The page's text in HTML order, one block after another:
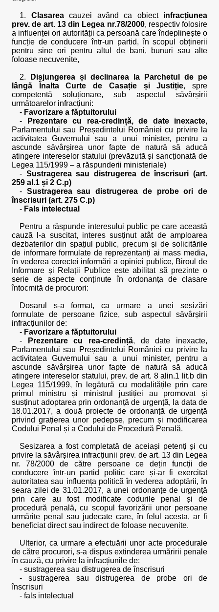
1. Clasareacauzei având ca obiect infracțiunea
prev. de art. 13 din Legea nr.78/2000, respectiv folosire
a influenței ori autorității ca persoană care îndeplinește o
funcție de conducere într-un partid, în scopul obținerii
pentru sine ori pentru altul de bani, bunuri sau alte
foloase necuvenite,
2.
Disjungerea și declinarea la Parchetul de pe
lângă Înalta Curte de Casație și Justiție, spre
competentă soluționare, sub aspectul săvârșirii
următoarelor infracțiuni:
- Favorizare a făptuitorului
-
Prezentare cu rea-credință, de date inexacte,
Parlamentului sau Președintelui României cu privire la
activitatea Guvernului sau a unui minister, pentru a
ascunde săvârșirea unor fapte de natură să aducă
atingere intereselor statului (prevăzută și sancționată de
Legea 115/1999 – a răspunderii ministeriale)
- Sustragerea sau distrugerea de înscrisuri (art.
259 al.1 și 2 C.p)
- Sustragerea sau distrugerea de probe ori de
înscrisuri (art. 275 C.p)
- Fals intelectual
Pentru a răspunde interesului public pe care această
cauză l-a suscitat, interes susținut atât de amploarea
dezbaterilor din spațiul public, precum și de solicitările
de informare formulate de reprezentanți ai mass media,
în vederea corectei informări a opiniei publice, Biroul de
Informare și Relații Publice este abilitat să prezinte o
serie de aspecte conținute în ordonanța de clasare
întocmită de procurori:
Dosarul s-a format, ca urmare a unei sesizări
formulate de persoane fizice, sub aspectul săvârșirii
infracțiunilor de:
- Favorizare a făptuitorului
-
Prezentare cu rea-credință, de date inexacte,
Parlamentului sau Președintelui României cu privire la
activitatea Guvernului sau a unui minister, pentru a
ascunde săvârșirea unor fapte de natură să aducă
atingere intereselor statului, prev. de art. 8 alin.1 lit.b din
Legea 115/1999, în legătură cu modalitățile prin care
primul ministru și ministrul justiției au promovat și
susținut adoptarea prin ordonanță de urgență, la data de
18.01.2017, a două proiecte de ordonanță de urgență
privind grațierea unor pedepse, precum și modificarea
Codului Penal și a Codului de Procedură Penală.
Sesizarea a fost completată de aceiași petenți și cu
privire la săvârșirea infracțiunii prev. de art. 13 din Legea
nr. 78/2000 de către persoane ce dețin funcții de
conducere într-un partid politic care și-ar fi exercitat
autoritatea sau influența politică în vederea adoptării, în
seara zilei de 31.01.2017, a unei ordonanțe de urgență
prin care au fost modificate codurile penal și de
procedură penală, cu scopul favorizării unor persoane
urmărite penal sau judecate care, în felul acesta, ar fi
beneficiat direct sau indirect de foloase necuvenite.
Ulterior, ca urmare a efectuării unor acte procedurale
de către procurori, s-a dispus extinderea urmăririi penale
în cauză, cu privire la infracțiunile de:
- sustragerea sau distrugerea de înscrisuri
- sustragerea sau distrugerea de probe ori de
înscrisuri
- fals intelectual